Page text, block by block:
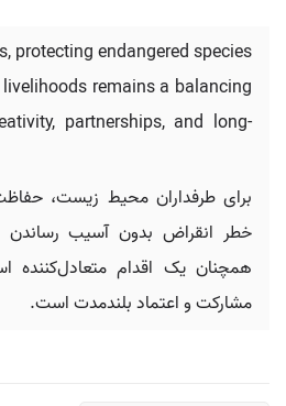
protecting endangered species
remains a balancing
partnerships, and long-
برای طرفداران محیط زیست،
خطر انقراض بدون آسیب
همچنان یک اقدام متعادل‌کننده
مشارکت و اعتماد بلندمدت است.